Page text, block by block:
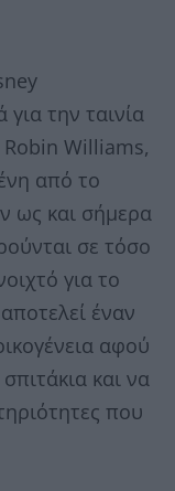
την ταινία
Williams,
από το
ως και σήμερα
σε τόσο
για το
έναν
αφού
και να
που